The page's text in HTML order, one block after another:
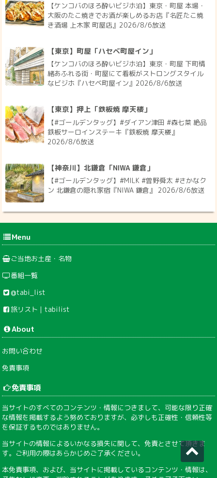
【ケンコバのほろ酔いビジホ泊】東京・町屋 本場・
大阪のたこ焼きでお酒が楽しめるお店『名匠たこ焼
き酒場 上木家 町屋店』2026/8/6放送
【東京】町屋「ハセベ町屋イン」
【ケンコバのほろ酔いビジホ泊】東京・町屋 下町情
緒あふれる街・町屋にて看板がストロングスタイル
なビジホ『ハセベ町屋イン』2026/8/6放送
【東京】押上「鉄板焼 摩天楼」
【#ゴールデンタッグ】#ダイアン津田 #森七菜 絶品
鉄板サーロインステーキ『鉄板焼 摩天楼』
2026/8/6放送
【神奈川】北鎌倉「NIWA 鎌倉」
【#ゴールデンタッグ】#MILK #曽野舜太 #さかなク
ン 北鎌倉の隠れ家宿『NIWA 鎌倉』 2026/8/6放送
Menu
ご当地お土産・名物
番組一覧
@tabi_list
旅リスト｜tabilist
About
お問い合わせ
免責事項
免責事項
当サイトのすべてのコンテンツ・情報につきまして、可能な限り正確
な情報を掲載するよう努めておりますが、必ずしも正確性・信頼性等
を保証するものではありません。
当サイトの情報によるいかなる損失に関して、免責とさせて頂きま
す。ご利用の際はあらかじめご了承ください。
本免責事項、および、当サイトに掲載しているコンテンツ・情報は、